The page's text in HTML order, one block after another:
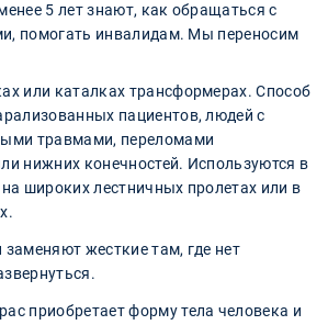
5 лет знают, как обращаться с
помогать инвалидам. Мы переносим
или каталках трансформерах. Способ
пациентов, людей с
травмами, переломами
нижних конечностей. Используются в
широких лестничных пролетах или в
заменяют жесткие там, где нет
приобретает форму тела человека и